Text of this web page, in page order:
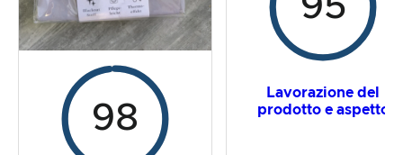
98
Lavorazione del
prodotto e aspetto